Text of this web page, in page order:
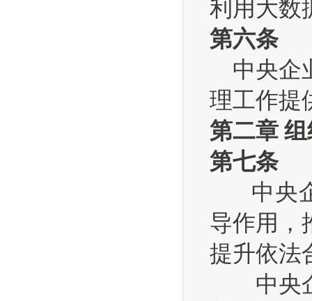
利用大数
第六条
中央企
理工作提
第二章
第七条
中央企
导作用，
提升依法
中央企